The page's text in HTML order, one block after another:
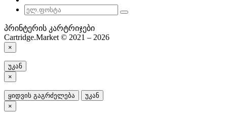
პრინტერის კარტრიჯები
Cartridge.Market © 2021 – 2026
×
უკან
×
ყიდვის გაგრძელება
უკან
×